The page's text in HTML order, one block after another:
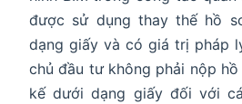
được sử dụng thay thế hồ
dạng giấy và có giá trị pháp
chủ đầu tư không phải nộp
kế dưới dạng giấy đối với